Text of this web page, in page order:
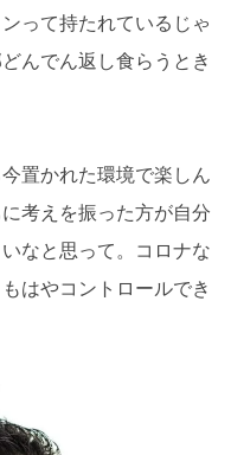
って持たれているじゃ
んでん返し食らうとき
置かれた環境で楽しん
考えを振った方が自分
なと思って。コロナな
はやコントロールでき